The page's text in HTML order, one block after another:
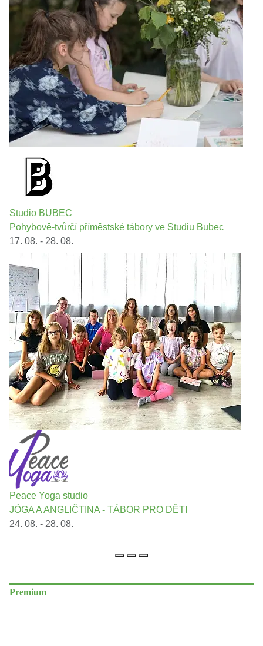
Studio BUBEC
Pohybově-tvůrčí příměstské tábory ve Studiu Bubec
17. 08. - 28. 08.
Peace Yoga studio
JÓGA A ANGLIČTINA - TÁBOR PRO DĚTI
24. 08. - 28. 08.
Premium